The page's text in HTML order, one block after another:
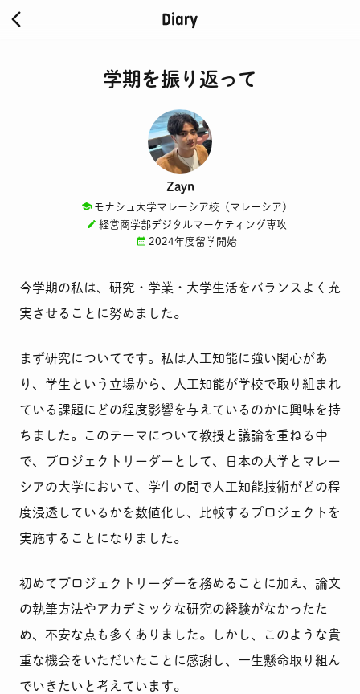
学期を振り返って
Zayn
モナシュ大学マレーシア校（マレーシア）
経営商学部デジタルマーケティング専攻
2024年度留学開始
今学期の私は、研究・学業・大学生活をバランスよく充
実させることに努めました。
まず研究についてです。私は人工知能に強い関心があ
り、学生という立場から、人工知能が学校で取り組まれ
ている課題にどの程度影響を与えているのかに興味を持
ちました。このテーマについて教授と議論を重ねる中
で、プロジェクトリーダーとして、日本の大学とマレー
シアの大学において、学生の間で人工知能技術がどの程
度浸透しているかを数値化し、比較するプロジェクトを
実施することになりました。
初めてプロジェクトリーダーを務めることに加え、論文
の執筆方法やアカデミックな研究の経験がなかったた
め、不安な点も多くありました。しかし、このような貴
重な機会をいただいたことに感謝し、一生懸命取り組ん
でいきたいと考えています。